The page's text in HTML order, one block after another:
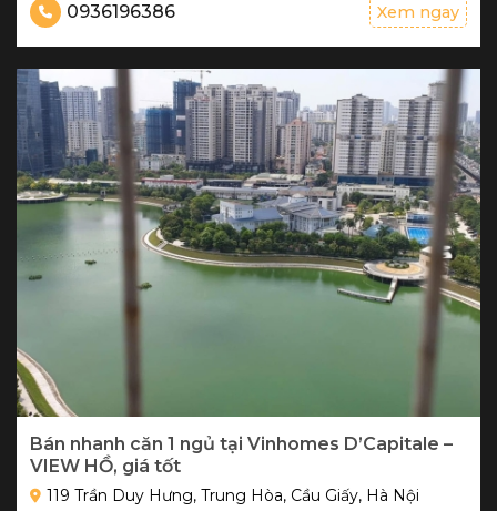
0936196386 Xem ngay
Bán nhanh căn 1 ngủ tại Vinhomes D’Capitale –
VIEW HỒ, giá tốt
119 Trần Duy Hưng, Trung Hòa, Cầu Giấy, Hà Nội